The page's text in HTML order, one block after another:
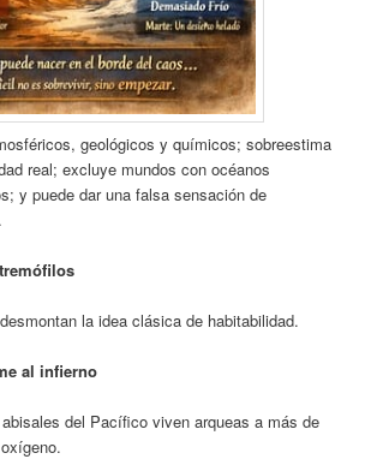
geológicos y químicos; sobreestima
real; excluye mundos con océanos
y puede dar una falsa sensación de
la idea clásica de habitabilidad.
al infierno
del Pacífico viven arqueas a más de